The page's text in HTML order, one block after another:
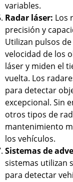
variables.
Radar láser: Los
precisión y
Utilizan pulsos
velocidad de los
láser y miden el
vuelta. Los
para detectar
excepcional. Sin
otros tipos de
mantenimiento
los vehículos.
Sistemas de
sistemas utilizan
para detectar